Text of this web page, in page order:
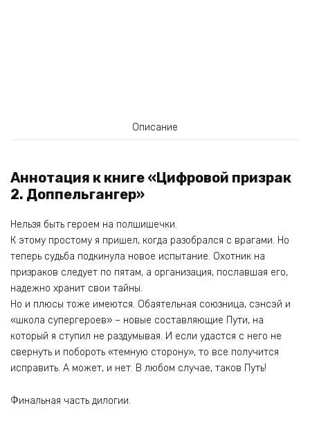
Описание
Аннотация к книге «Цифровой призрак
2. Доппельгангер»
Нельзя быть героем на полшишечки.
К этому простому я пришел, когда разобрался с врагами. Но
теперь судьба подкинула новое испытание. Охотник на
призраков следует по пятам, а организация, пославшая его,
надежно хранит свои тайны.
Но и плюсы тоже имеются. Обаятельная союзница, сэнсэй и
«школа супергероев» – новые составляющие Пути, на
который я ступил не раздумывая. И если удастся с него не
свернуть и побороть «темную сторону», то все получится
исправить. А может, и нет. В любом случае, таков Путь!
Финальная часть дилогии.